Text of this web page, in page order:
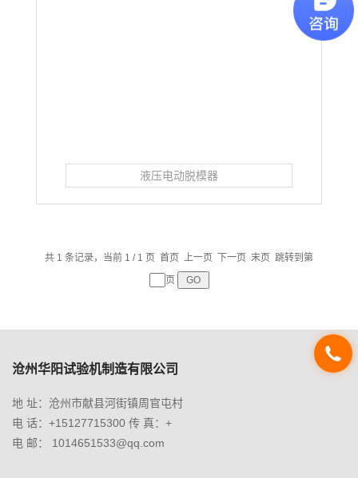
液压电动脱模器
共 1 条记录，当前 1 / 1 页 首页 上一页 下一页 末页 跳转到第
页
沧州华阳试验机制造有限公司
地 址：沧州市献县河街镇周官屯村
电 话：+15127715300 传 真：+
电 邮： 1014651533@qq.com